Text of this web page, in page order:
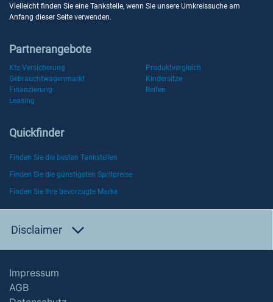
Vielleicht finden Sie eine Tankstelle, wenn Sie unsere Umkreissuche am
Anfang dieser Seite verwenden.
Partnerangebote
Kfz-Versicherung
Produktvergleich
Gebrauchtwagenmarkt
Kindersitze
Finanzierung
Reifen
Leasing
Quickfinder
Finden Sie die besten Tankstellen
Finden Sie die günstigsten Spritpreise
Finden Sie Ihre bevorzugte Marke
Disclaimer
Impressum
AGB